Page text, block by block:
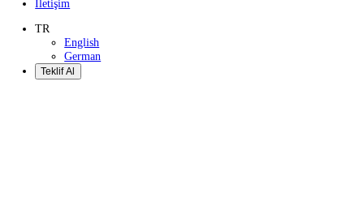
Neler Yaptık
Referanslar
Blog
İndir
İletişim